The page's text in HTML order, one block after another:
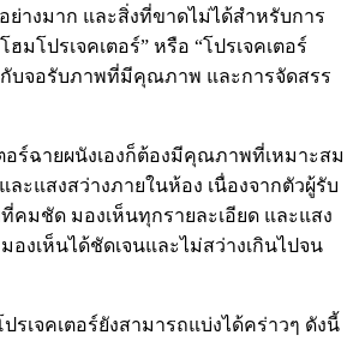
ย่างมาก และสิ่งที่ขาดไม่ได้สำหรับการ
มโปรเจคเตอร์” หรือ “โปรเจคเตอร์
บจอรับภาพที่มีคุณภาพ และการจัดสรร
อร์ฉายผนังเองก็ต้องมีคุณภาพที่เหมาะสม
ะแสงสว่างภายในห้อง เนื่องจากตัวผู้รับ
คมชัด มองเห็นทุกรายละเอียด และแสง
งเห็นได้ชัดเจนและไม่สว่างเกินไปจน
รเจคเตอร์ยังสามารถแบ่งได้คร่าวๆ ดังนี้